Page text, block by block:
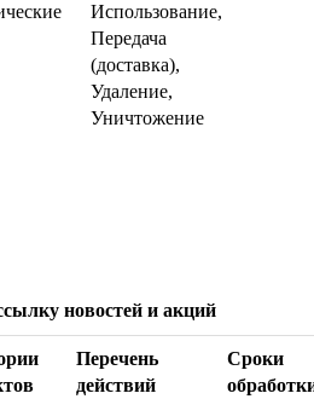
Использование,
Передача
(доставка),
Удаление,
Уничтожение
новостей и акций
Перечень
действий
Сроки